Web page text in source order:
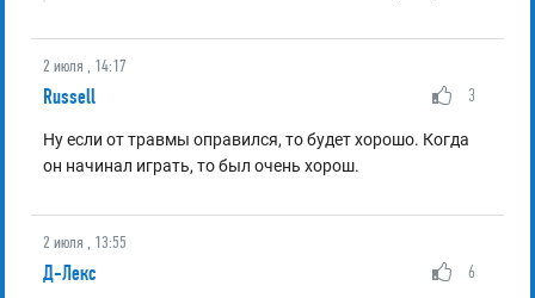
2 июля , 14:17
Russell 3
Ну если от травмы оправился, то будет хорошо. Когда
он начинал играть, то был очень хорош.
2 июля , 13:55
Д-Лекс 6